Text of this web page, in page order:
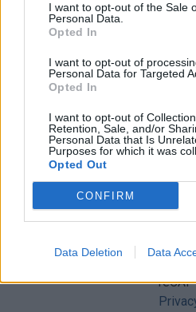
I want to opt-out of the Sale
Personal Data.
Opted In
I want to opt-out of
Personal Data for Targeted
Opted In
I want to opt-out of
Retention, Sale, and/or
Personal Data that Is
Purposes for which it was
Opted Out
CONFIRM
Data Deletion Data
Jūsų vardas
Komentaras
This